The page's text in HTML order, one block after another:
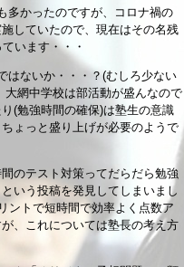
多かったのですが、コロナ禍の
していたので、現在はその名残
います・・・
はないか・・・？(むしろ少ない
網中学校は部活動が盛んなので
(勉強時間の確保)は塾生の意識
ょっと盛り上げが必要のようで
のテスト対策ってだらだら勉強
いう投稿を発見してしまいまし
トで短時間で効率よく点数ア
、これについては塾長の考え方